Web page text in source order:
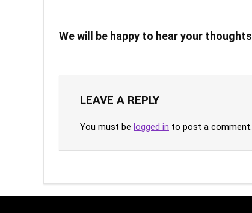
We will be happy to hear your thoughts
LEAVE A REPLY
You must be logged in to post a comment.